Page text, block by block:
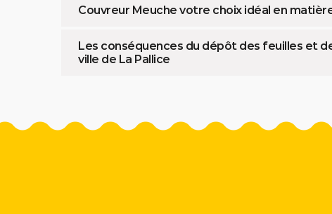
Couvreur Meuche votre choix idéal en
Les conséquences du dépôt des feuilles et
ville de La Pallice